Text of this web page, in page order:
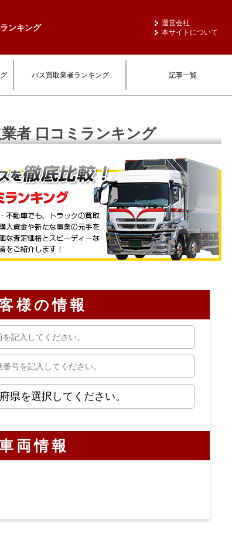
ンキング
運営会社
本サイトについて
バス買取業者ランキング 記事一覧
業者 口コミランキング
様の情報
両情報